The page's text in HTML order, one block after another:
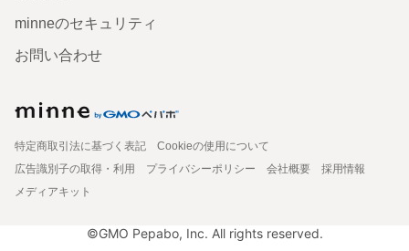
minneのセキュリティ
お問い合わせ
特定商取引法に基づく表記
Cookieの使用について
広告識別子の取得・利用
プライバシーポリシー 会社概要
採用情報
メディアキット
©GMO Pepabo, Inc. All rights reserved.